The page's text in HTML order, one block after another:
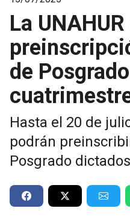
La
de
Hasta el 20 de
podrán
Posgrado